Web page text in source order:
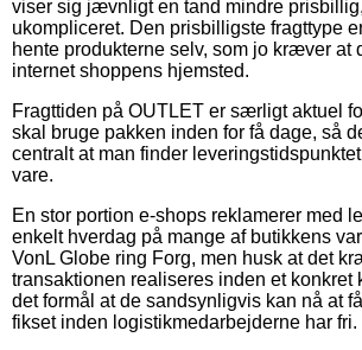
viser sig jævnligt en tand mindre
ukompliceret. Den prisbilligste fragttype
hente produkterne selv, som jo kræver at
internet shoppens hjemsted.
Fragttiden på OUTLET er særligt aktuel
skal bruge pakken inden for få dage, så
centralt at man finder
vare.
En stor portion e-shops reklamerer med
enkelt hverdag på mange af butikkens
VonL Globe ring Forg, men husk at det
transaktionen realiseres inden et konkret
det formål at de sandsynligvis kan nå at
fikset inden logistikmedarbejderne har fri.